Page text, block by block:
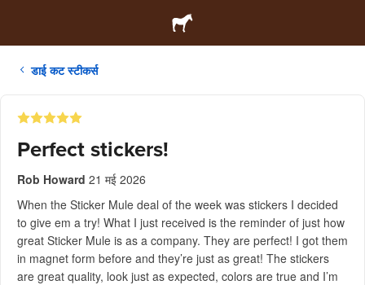
डाई कट स्टीकर्स
Perfect stickers!
Rob Howard 21 मई 2026
When the Sticker Mule deal of the week was stickers I decided
to give em a try! What I just received is the reminder of just how
great Sticker Mule is as a company. They are perfect! I got them
in magnet form before and they’re just as great! The stickers
are great quality, look just as expected, colors are true and I’m